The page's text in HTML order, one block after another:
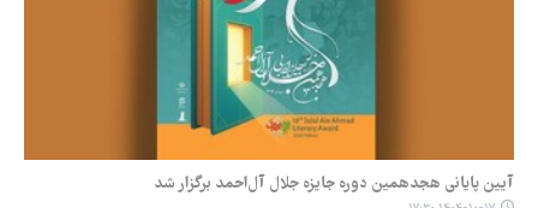
آیین پایانی هجدهمین دوره جایزه جلال آل‌احمد برگزار شد